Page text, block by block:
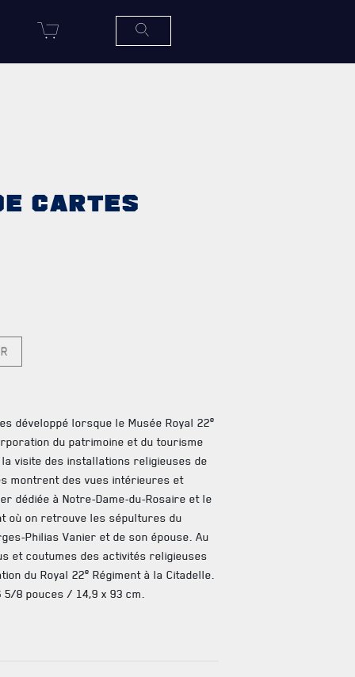
MESS ET CUISINE
CARTES
développé lorsque le Musée Royal 22e
du patrimoine et du tourisme
visite des installations religieuses de
montrent des vues intérieures et
dédiée à Notre-Dame-du-Rosaire et le
où on retrouve les sépultures du
Philias Vanier et de son épouse. Au
et coutumes des activités religieuses
du Royal 22e Régiment à la Citadelle.
8 pouces / 14,9 x 93 cm.